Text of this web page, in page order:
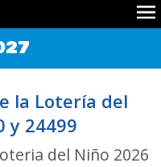
la Lotería del
y 24499
del Niño 2026